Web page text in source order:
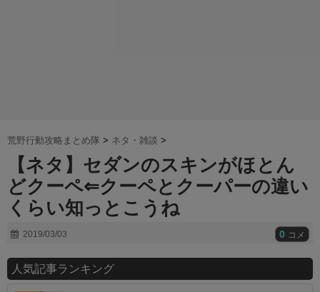
荒野行動攻略まとめ隊 > ネタ・雑談 >
【ネタ】セダンのスキンがほとん
どクーペ⇐クーペとクーパーの違い
くらい知っとこうね
2019/03/03 0 コメ
人気記事ランキング